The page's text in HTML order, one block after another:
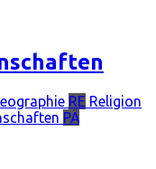
RE Religion
PÄ